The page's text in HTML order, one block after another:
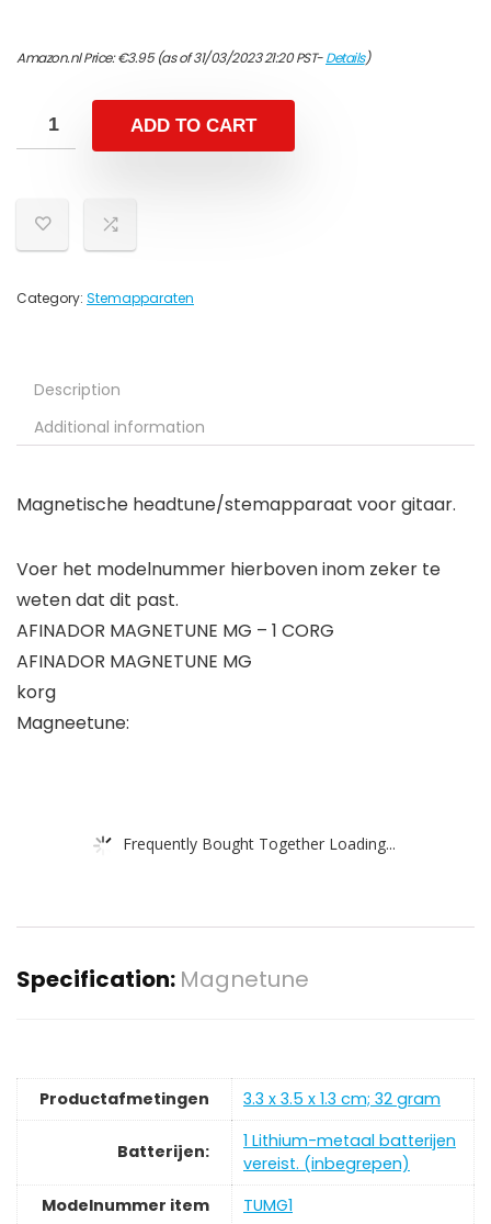
Amazon.nl Price:€3.95(as of 31/03/2023 21:20 PST-Details)
ADD TO CART
Category: Stemapparaten
Description
Additional information
Magnetische headtune/stemapparaat voor gitaar.
Voer het modelnummer hierboven inom zeker te
weten dat dit past.
AFINADOR MAGNETUNE MG – 1 CORG
AFINADOR MAGNETUNE MG
korg
Magneetune:
Frequently Bought Together Loading...
Specification: Magnetune
Productafmetingen ‎3.3 x 3.5 x 1.3 cm; 32 gram
Batterijen:
‎1 Lithium-metaal batterijen
vereist. (inbegrepen)
Modelnummer item
‎TUMG1